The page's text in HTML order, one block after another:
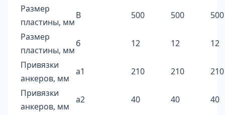
Размер
пластины, мм
В 500 500
500
Размер
пластины, мм
б 12 12
12
Привязки
анкеров, мм
а1 210 210
210
Привязки
анкеров, мм
а2 40 40
40